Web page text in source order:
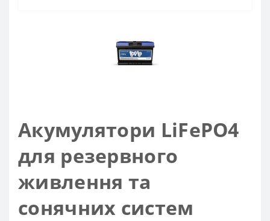
Акумулятори LiFePO4
для резервного
живлення та
сонячних систем